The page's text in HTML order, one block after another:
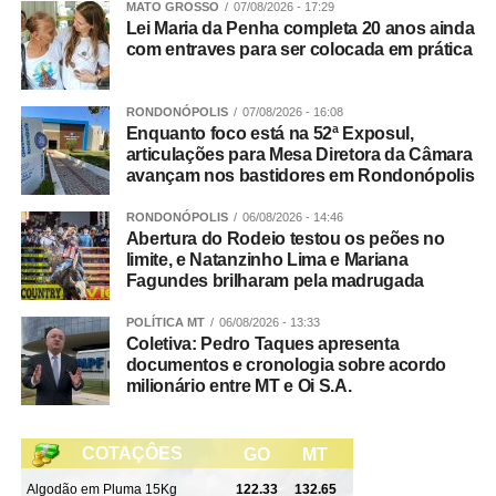
14h – Feira do Reprodutor Nelore Bom Jesus
Tatersal / Currais Ari Torremocha
14h – Palestra: Força Tática – Segurança Rural
Pavilhão de Palestras
15h – Cruzamento – Eficiência no campo e macies na
mesa / Alexandre Zadra, Zootecnista, gerente Genex
Pavilhão de Palestras
16h – O mercado mudou, e seu boi? Waldemar Maia,
gerente de fomento Minerva Foods
Pavilhão de Palestras
17h – O que as novilhas do cedo tem de especial e quais
são as novidades de manejo reprodutivo para elas?
MATO GROSSO 07/08/2026 - 17:29
Lei Maria da Penha completa 20 anos ainda
com entraves para ser colocada em prática
RONDONÓPOLIS 07/08/2026 - 16:08
Enquanto foco está na 52ª Exposul,
articulações para Mesa Diretora da Câmara
avançam nos bastidores em Rondonópolis
RONDONÓPOLIS 06/08/2026 - 14:46
Abertura do Rodeio testou os peões no
limite, e Natanzinho Lima e Mariana
Fagundes brilharam pela madrugada
POLÍTICA MT 06/08/2026 - 13:33
Coletiva: Pedro Taques apresenta
documentos e cronologia sobre acordo
milionário entre MT e Oi S.A.